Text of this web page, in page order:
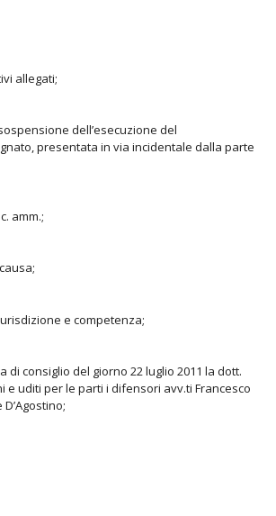
allegati;
dell’esecuzione del
presentata in via incidentale dalla parte
amm.;
e competenza;
di consiglio del giorno 22 luglio 2011 la dott.
e uditi per le parti i difensori avv.ti Francesco